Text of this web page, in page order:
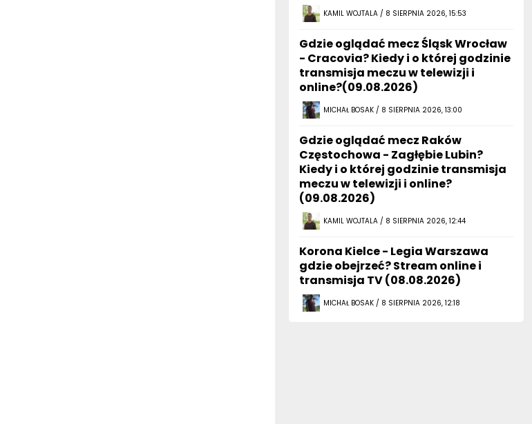
KAMIL WOJTALA / 8 SIERPNIA 2026, 15:53
Gdzie oglądać mecz Śląsk Wrocław
- Cracovia? Kiedy i o której godzinie
transmisja meczu w telewizji i
online?(09.08.2026)
MICHAŁ BOSAK / 8 SIERPNIA 2026, 13:00
Gdzie oglądać mecz Raków
Częstochowa - Zagłębie Lubin?
Kiedy i o której godzinie transmisja
meczu w telewizji i online?
(09.08.2026)
KAMIL WOJTALA / 8 SIERPNIA 2026, 12:44
Korona Kielce - Legia Warszawa
gdzie obejrzeć? Stream online i
transmisja TV (08.08.2026)
MICHAŁ BOSAK / 8 SIERPNIA 2026, 12:18